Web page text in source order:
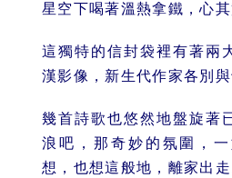
星空下喝著溫熱拿鐵，心其
這獨特的信封袋裡有著兩
漢影像，新生代作家各別
幾首詩歌也悠然地盤旋著
浪吧，那奇妙的氛圍，
想，也想這般地，離家出走